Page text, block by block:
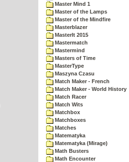
Master Mind 1
Master of the Lamps
Master of the Mindfire
Masterblazer
MasterIt 2015
Mastermatch
Mastermind
Masters of Time
MasterType
Maszyna Czasu
Match Maker - French
Match Maker - World History
Match Racer
Match Wits
Matchbox
Matchboxes
Matches
Matematyka
Matematyka (Mirage)
Math Busters
Math Encounter